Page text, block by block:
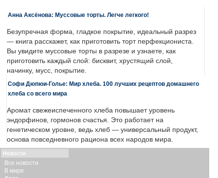
Анна Аксёнова: Муссовые торты. Легче легкого!
Безупречная форма, гладкое покрытие, идеальный разрез
— книга расскажет, как приготовить торт перфекциониста.
Вы увидите муссовые торты в разрезе и узнаете, как
приготовить каждый слой: бисквит, хрустящий слой,
начинку, мусс, покрытие.
Софи Дюпюи-Голье: Мир хлеба. 100 лучших рецептов домашнего
хлеба со всего мира
Аромат свежеиспеченного хлеба повышает уровень
эндорфинов, гормонов счастья. Это работает на
генетическом уровне, ведь хлеб — универсальный продукт,
основа повседневного рациона всех народов мира.
Новости
Все новости
В мире